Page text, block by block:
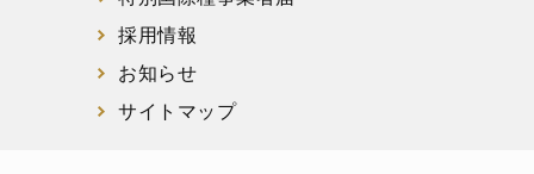
採用情報
お知らせ
サイトマップ